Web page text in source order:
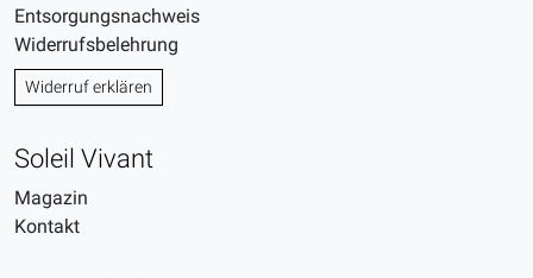
Entsorgungsnachweis
Widerrufsbelehrung
Widerruf erklären
Soleil Vivant
Magazin
Kontakt